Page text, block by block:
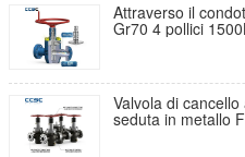
Attraverso il
Gr70 4 pollici
Valvola di
seduta in metallo